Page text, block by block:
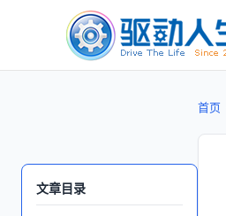
文章目录
首页